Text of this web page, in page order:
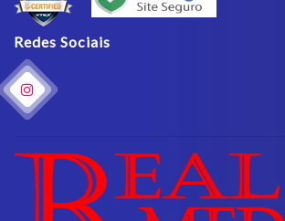
Redes Sociais